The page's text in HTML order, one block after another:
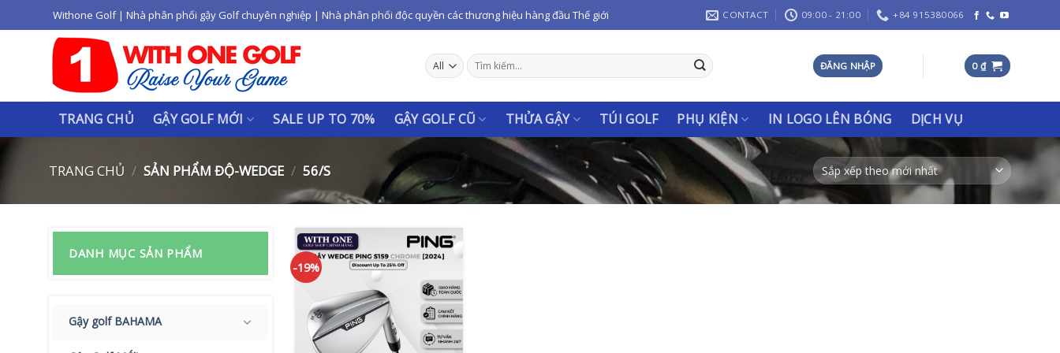
to
Withone Golf | Nhà phân phối gậy Golf chuyên nghiệp | Nhà phân phối độc quyền các thương hiệu hàng đầu Thế giới CONTACT 09:00 - 21:00 +84 915380066
Tìm
kiếm:
ĐĂNG NHẬP 0 ₫
TRANG CHỦ GẬY GOLF MỚI SALE UP TO 70% GẬY GOLF CŨ THỬA GẬY TÚI GOLF PHỤ KIỆN IN LOGO LÊN BÓNG DỊCH VỤ
TRANG CHỦ / SẢN PHẨM ĐỘ-WEDGE / 56/S
DANH MỤC SẢN PHẨM
Gậy golf BAHAMA
-19%